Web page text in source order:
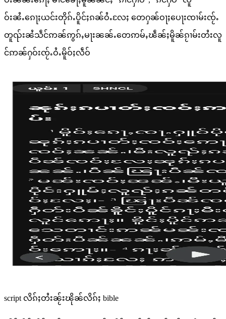
ဝ်းၼႆႉၵေႃႈယင်းတိုၵ်ႉပိူင်ႈၵၼ်ဝႆႉလႄႈ တေႁၼ်ဝႃႈပေႃးၸၢမ်းၸႂ်ႉ
တူၺ်းၼႆသဵင်ဢၼ်ဢွၵ်ႇမႃးၼၼ်ႉတေဢမ်ႇၽဵၼ်ႈမိူၼ်ၵႂၢမ်းတႆးလူ
င်ဢၼ်ႁဝ်းၸႂ်ႉဝႆႉမိူဝ်ႈလဵဝ်
script လိၵ်ႈတႆးၼႂ်းၽိုၼ်လိၵ်ႈ bible